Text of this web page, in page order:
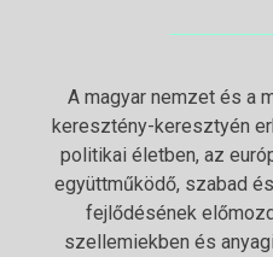
A magyar nemzet és a
keresztény-keresztyén
politikai életben, az
együttműködő, szabad
fejlődésének
szellemiekben és